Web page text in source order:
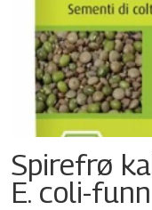
Spirefrø
E. coli-funn